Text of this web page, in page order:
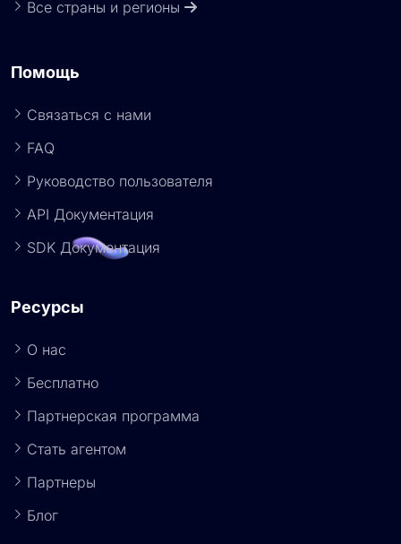
Все страны и регионы
Помощь
Связаться с нами
FAQ
Руководство пользователя
API Документация
SDK Документация
Ресурсы
О нас
Бесплатно
Партнерская программа
Стать агентом
Партнеры
Блог